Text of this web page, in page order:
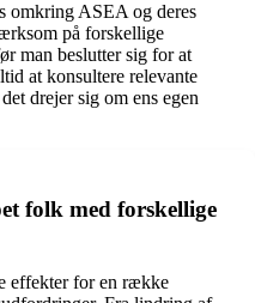
omkring ASEA og deres
på forskellige
man beslutter sig for at
at konsultere relevante
drejer sig om ens egen
folk med forskellige
effekter for en række